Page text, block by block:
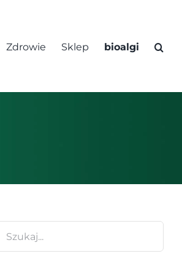
Zdrowie Sklep bioalgi